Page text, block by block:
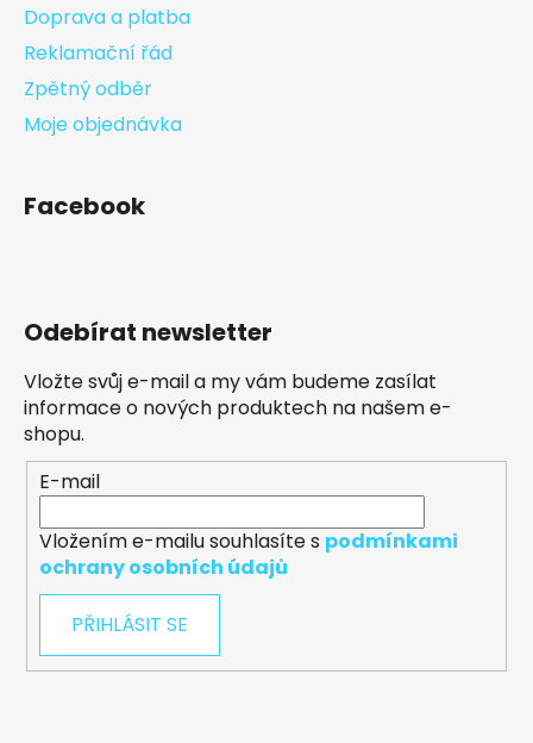
Doprava a platba
Reklamační řád
Zpětný odběr
Moje objednávka
Facebook
Odebírat newsletter
Vložte svůj e-mail a my vám budeme zasílat
informace o nových produktech na našem e-
shopu.
E-mail
Vložením e-mailu souhlasíte s podmínkami
ochrany osobních údajů
PŘIHLÁSIT SE